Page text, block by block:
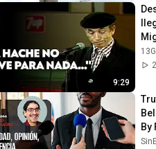
9:29
By